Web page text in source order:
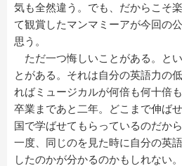
気も全然違う。でも、だからこそ
て観賞したマンマミーアが今回の
思う。
ただ一つ悔しいことがある。と
とがある。それは自分の英語力の
ればミュージカルが何倍も何十倍
卒業まであと二年。どこまで伸ば
国で学ばせてもらっているのだか
一度、同じのを見た時に自分の英
したのかが分かるのかもしれない